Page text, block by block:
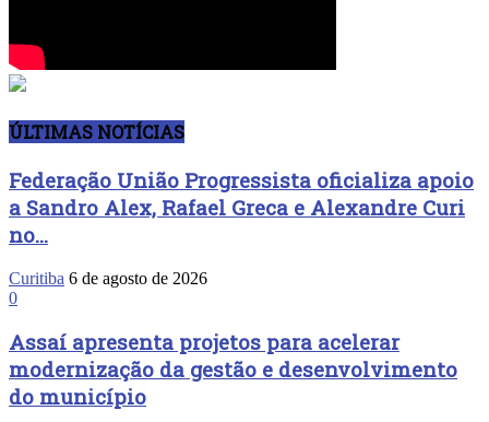
ÚLTIMAS NOTÍCIAS
Federação União Progressista oficializa apoio
a Sandro Alex, Rafael Greca e Alexandre Curi
no...
Curitiba 6 de agosto de 2026
0
Assaí apresenta projetos para acelerar
modernização da gestão e desenvolvimento
do município